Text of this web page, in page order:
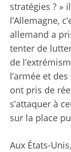
stratégies ? »
l’Allemagne,
allemand a
tenter de
de
l’armée et
ont pris de
s’attaquer à
sur la place
Aux États-